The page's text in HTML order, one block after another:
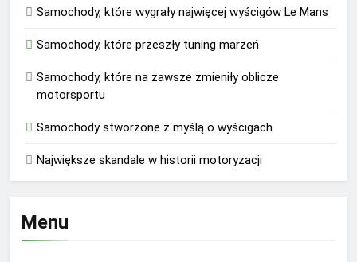
Samochody, które wygrały najwięcej wyścigów Le Mans
Samochody, które przeszły tuning marzeń
Samochody, które na zawsze zmieniły oblicze
motorsportu
Samochody stworzone z myślą o wyścigach
Największe skandale w historii motoryzacji
Menu